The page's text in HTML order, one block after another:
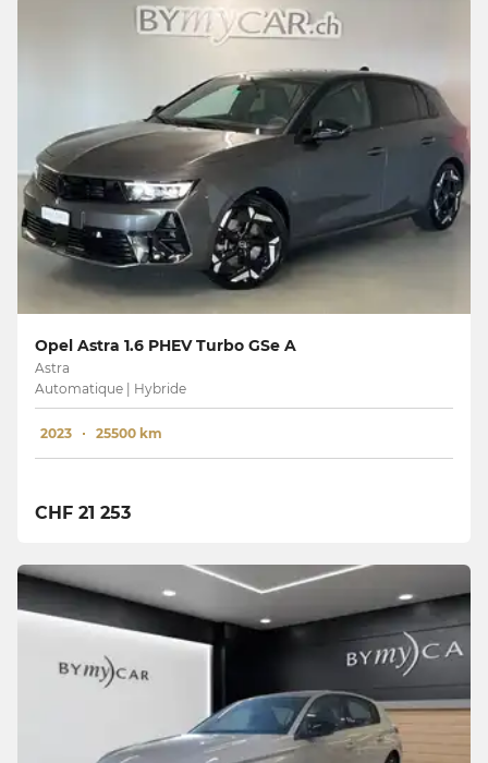
Opel Astra 1.6 PHEV Turbo GSe A
Astra
Automatique | Hybride
2023 25500 km
CHF 21 253